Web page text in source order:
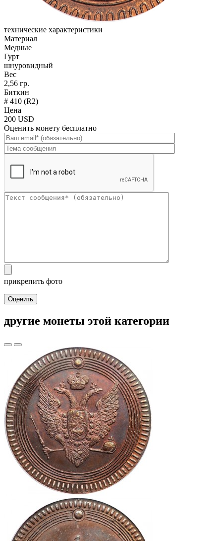
технические характеристики
Материал
Медные
Гурт
шнуровидный
Вес
2,56 гр.
Биткин
# 410 (R2)
Цена
200 USD
Оценить монету бесплатно
прикрепить фото
Оценить
другие монеты этой категории